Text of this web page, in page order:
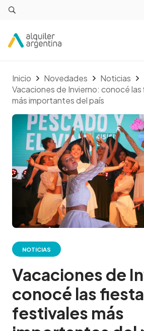
Inicio Novedades
Noticias
Vacaciones de Invierno: conocé
más importantes del país
NOTICIAS
Vacaciones de
conocé las
festivales más